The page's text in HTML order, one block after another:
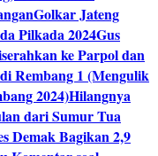
Golkar Jateng
Pilkada 2024Gus
ke Parpol dan
Rembang 1 (Mengulik
2024)Hilangnya
dari Sumur Tua
Demak Bagikan 2,9